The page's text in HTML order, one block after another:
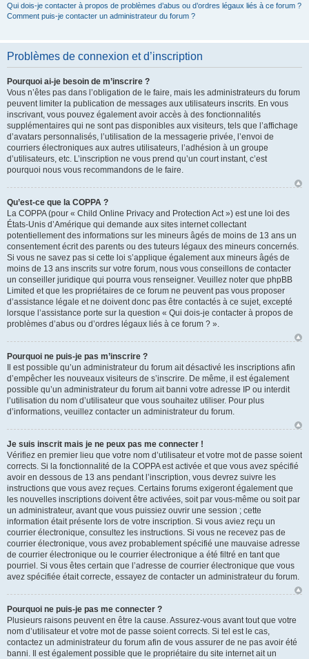
Qui dois-je contacter à propos de problèmes d’abus ou d’ordres légaux liés à ce forum ?
Comment puis-je contacter un administrateur du forum ?
Problèmes de connexion et d’inscription
Pourquoi ai-je besoin de m’inscrire ?
Vous n’êtes pas dans l’obligation de le faire, mais les administrateurs du forum
peuvent limiter la publication de messages aux utilisateurs inscrits. En vous
inscrivant, vous pouvez également avoir accès à des fonctionnalités
supplémentaires qui ne sont pas disponibles aux visiteurs, tels que l’affichage
d’avatars personnalisés, l’utilisation de la messagerie privée, l’envoi de
courriers électroniques aux autres utilisateurs, l’adhésion à un groupe
d’utilisateurs, etc. L’inscription ne vous prend qu’un court instant, c’est
pourquoi nous vous recommandons de le faire.
Qu’est-ce que la COPPA ?
La COPPA (pour « Child Online Privacy and Protection Act ») est une loi des
États-Unis d’Amérique qui demande aux sites internet collectant
potentiellement des informations sur les mineurs âgés de moins de 13 ans un
consentement écrit des parents ou des tuteurs légaux des mineurs concernés.
Si vous ne savez pas si cette loi s’applique également aux mineurs âgés de
moins de 13 ans inscrits sur votre forum, nous vous conseillons de contacter
un conseiller juridique qui pourra vous renseigner. Veuillez noter que phpBB
Limited et que les propriétaires de ce forum ne peuvent pas vous proposer
d’assistance légale et ne doivent donc pas être contactés à ce sujet, excepté
lorsque l’assistance porte sur la question « Qui dois-je contacter à propos de
problèmes d’abus ou d’ordres légaux liés à ce forum ? ».
Pourquoi ne puis-je pas m’inscrire ?
Il est possible qu’un administrateur du forum ait désactivé les inscriptions afin
d’empêcher les nouveaux visiteurs de s’inscrire. De même, il est également
possible qu’un administrateur du forum ait banni votre adresse IP ou interdit
l’utilisation du nom d’utilisateur que vous souhaitez utiliser. Pour plus
d’informations, veuillez contacter un administrateur du forum.
Je suis inscrit mais je ne peux pas me connecter !
Vérifiez en premier lieu que votre nom d’utilisateur et votre mot de passe soient
corrects. Si la fonctionnalité de la COPPA est activée et que vous avez spécifié
avoir en dessous de 13 ans pendant l’inscription, vous devrez suivre les
instructions que vous avez reçues. Certains forums exigeront également que
les nouvelles inscriptions doivent être activées, soit par vous-même ou soit par
un administrateur, avant que vous puissiez ouvrir une session ; cette
information était présente lors de votre inscription. Si vous aviez reçu un
courrier électronique, consultez les instructions. Si vous ne recevez pas de
courrier électronique, vous avez probablement spécifié une mauvaise adresse
de courrier électronique ou le courrier électronique a été filtré en tant que
pourriel. Si vous êtes certain que l’adresse de courrier électronique que vous
avez spécifiée était correcte, essayez de contacter un administrateur du forum.
Pourquoi ne puis-je pas me connecter ?
Plusieurs raisons peuvent en être la cause. Assurez-vous avant tout que votre
nom d’utilisateur et votre mot de passe soient corrects. Si tel est le cas,
contactez un administrateur du forum afin de vous assurer de ne pas avoir été
banni. Il est également possible que le propriétaire du site internet ait un